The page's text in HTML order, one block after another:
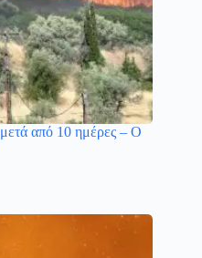
από 10 ημέρες – Ο